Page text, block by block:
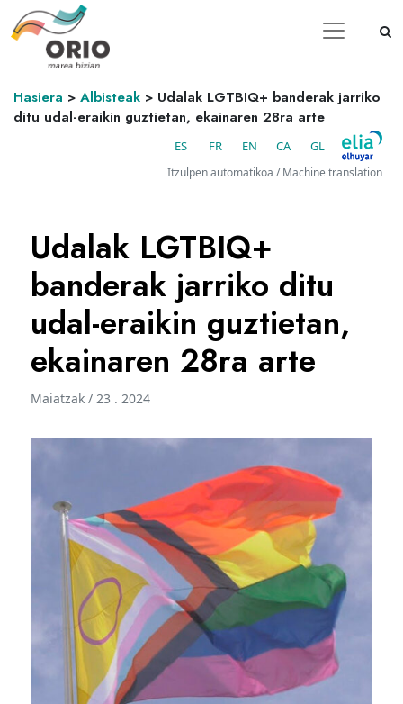
Hasiera > Albisteak > Udalak LGTBIQ+ banderak jarriko
ditu udal-eraikin guztietan, ekainaren 28ra arte
ES FR EN CA GL
Itzulpen automatikoa / Machine translation
Udalak LGTBIQ+
banderak jarriko ditu
udal-eraikin guztietan,
ekainaren 28ra arte
Maiatzak / 23 . 2024